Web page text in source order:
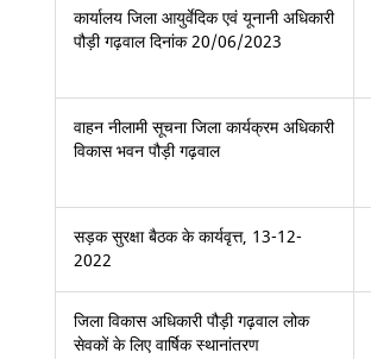
कार्यालय जिला आयुर्वेदिक एवं यूनानी अधिकारी
पौड़ी गढ़वाल दिनांक 20/06/2023
वाहन नीलामी सूचना जिला कार्यक्रम अधिकारी
विकास भवन पौड़ी गढ़वाल
सड़क सुरक्षा बैठक के कार्यवृत्त, 13-12-
2022
जिला विकास अधिकारी पौड़ी गढ़वाल लोक
सेवकों के लिए वार्षिक स्थानांतरण